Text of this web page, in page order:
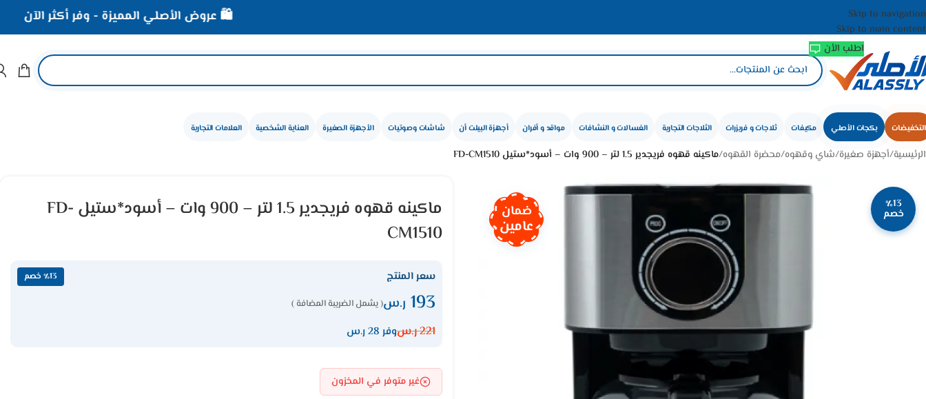
Skip to navigation
Skip to main content
اطلب الأن
التخفيضات بكجات الأصلي مكيفات ثلاجات و فريزرات الثلاجات التجارية الغسالات و النشافات مواقد و أفران أجهزة البيلت أن شاشات وصوتيات الأجهزة الصغيرة العناية الشخصية العلامات التجارية
الرئيسية/أجهزة صغيرة/شاي وقهوه/محضرة القهوه/ماكينه قهوه فريجدير 1.5 لتر – 900 وات – أسود*ستيل FD-CM1510
٪13
خصم ضمان
عامين
ماكينه قهوه فريجدير 1.5 لتر – 900 وات – أسود*ستيل FD-
CM1510
سعر المنتج ٪13 خصم
193 ر.س( يشمل الضريبة المضافة )
221ر.سوفر 28 ر.س
غير متوفر في المخزون
🛍️ عروض الأصلي المميزة - وفر أكثر الآن